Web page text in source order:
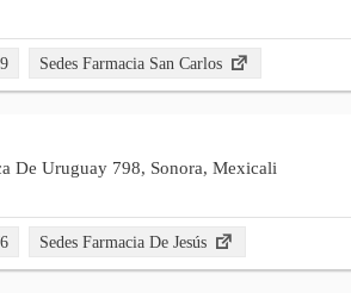
Sedes Farmacia San Carlos
De Uruguay 798, Sonora, Mexicali
Sedes Farmacia De Jesús